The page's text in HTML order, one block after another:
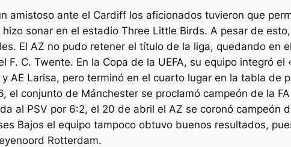
amistoso ante el Cardiff los aficionados tuvieron que
sonar en el estadio Three Little Birds. A pesar de
El AZ no pudo retener el título de la liga, quedando en
C. Twente. En la Copa de la UEFA, su equipo integró el
AE Larisa, pero terminó en el cuarto lugar en la tabla de
conjunto de Mánchester se proclamó campeón de la
al PSV por 6:2, el 20 de abril el AZ se coronó campeón
Bajos el equipo tampoco obtuvo buenos resultados,
Rotterdam.